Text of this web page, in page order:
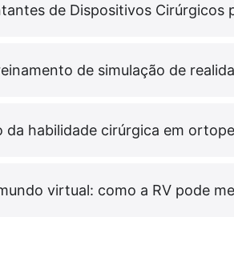
de Dispositivos
de simulação de
da habilidade cirúrgica em
virtual: como a RV pode